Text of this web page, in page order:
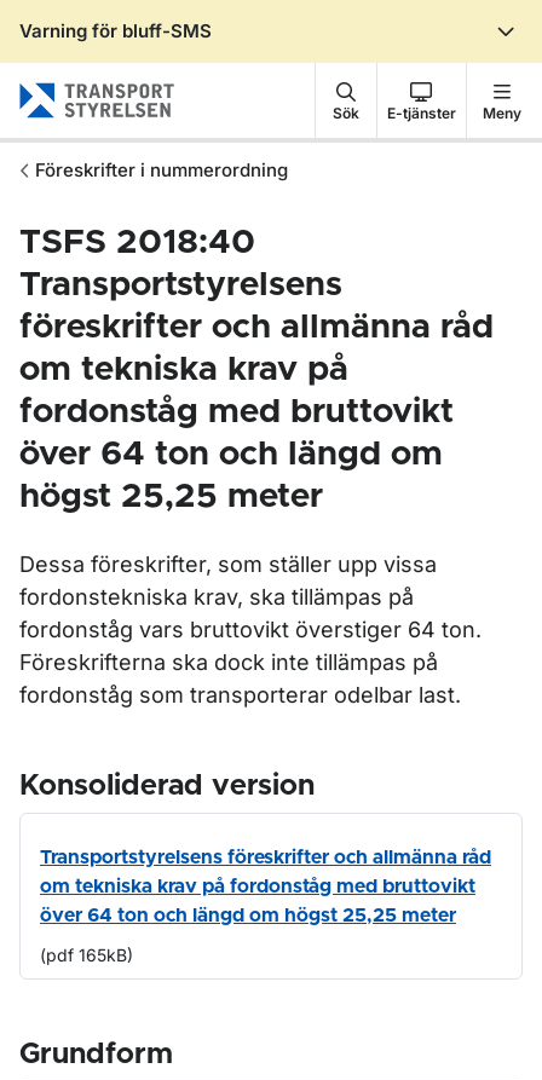
Varning för bluff-SMS
Sök E-tjänster Meny
Föreskrifter i nummerordning
TSFS 2018:40
Transportstyrelsens
föreskrifter och allmänna råd
om tekniska krav på
fordonståg med bruttovikt
över 64 ton och längd om
högst 25,25 meter
Dessa föreskrifter, som ställer upp vissa
fordonstekniska krav, ska tillämpas på
fordonståg vars bruttovikt överstiger 64 ton.
Föreskrifterna ska dock inte tillämpas på
fordonståg som transporterar odelbar last.
Konsoliderad version
Transportstyrelsens föreskrifter och allmänna råd
om tekniska krav på fordonståg med bruttovikt
över 64 ton och längd om högst 25,25 meter
(pdf 165kB)
Grundform